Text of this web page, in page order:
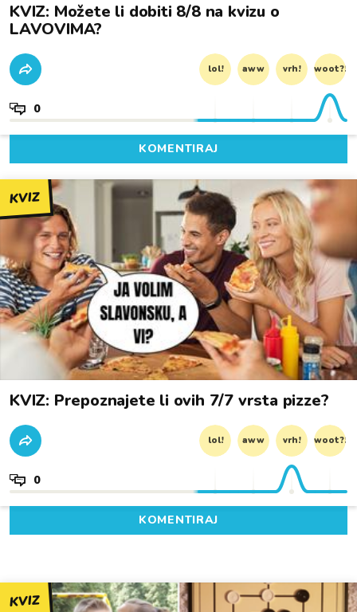
KVIZ: Možete li dobiti 8/8 na kvizu o
LAVOVIMA?
lol! aww vrh! woot?!
0
KOMENTIRAJ
KVIZ
KVIZ: Prepoznajete li ovih 7/7 vrsta pizze?
lol! aww vrh! woot?!
0
KOMENTIRAJ
KVIZ